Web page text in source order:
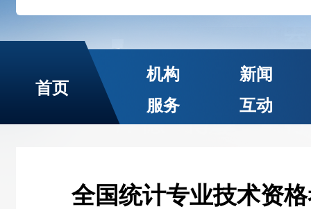
首页
机构
新闻
服务
互动
全国统计专业技术资